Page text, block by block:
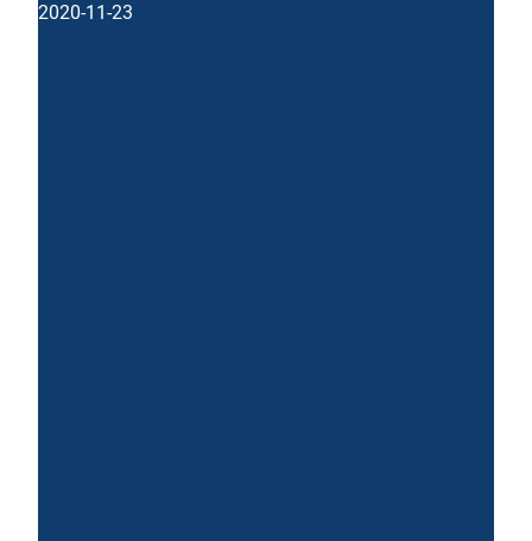
2020-11-23